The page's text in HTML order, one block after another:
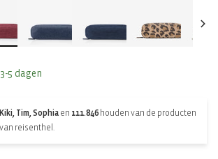
5 dagen
Kiki, Tim, Sophia en 111.846 houden van de producten
van reisenthel.